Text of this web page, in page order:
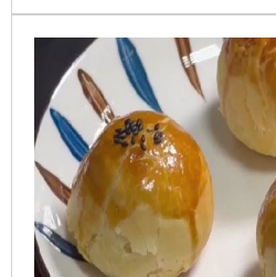
素，透過幾何構圖與流轉線條
「仰玥萬象中秋寶盒」與「望
定圓山風華鏡系列中秋禮盒。